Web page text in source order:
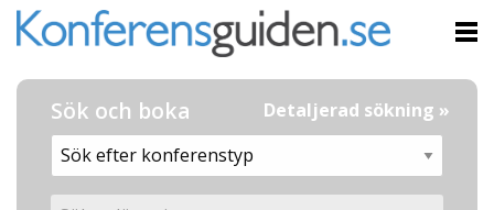
Sök och boka Detaljerad sökning »